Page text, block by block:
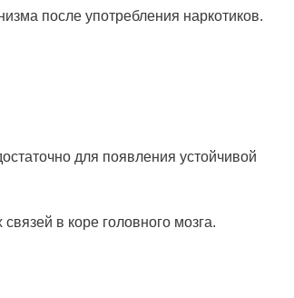
после употребления наркотиков.
для появления устойчивой
в коре головного мозга.